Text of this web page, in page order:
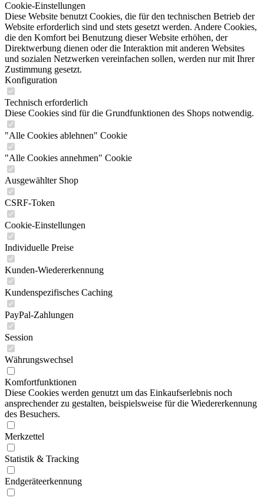
Cookie-Einstellungen
Diese Website benutzt Cookies, die für den technischen Betrieb der
Website erforderlich sind und stets gesetzt werden. Andere Cookies,
die den Komfort bei Benutzung dieser Website erhöhen, der
Direktwerbung dienen oder die Interaktion mit anderen Websites
und sozialen Netzwerken vereinfachen sollen, werden nur mit Ihrer
Zustimmung gesetzt.
Konfiguration
Technisch erforderlich
Diese Cookies sind für die Grundfunktionen des Shops notwendig.
"Alle Cookies ablehnen" Cookie
"Alle Cookies annehmen" Cookie
Ausgewählter Shop
CSRF-Token
Cookie-Einstellungen
Individuelle Preise
Kunden-Wiedererkennung
Kundenspezifisches Caching
PayPal-Zahlungen
Session
Währungswechsel
Komfortfunktionen
Diese Cookies werden genutzt um das Einkaufserlebnis noch
ansprechender zu gestalten, beispielsweise für die Wiedererkennung
des Besuchers.
Merkzettel
Statistik & Tracking
Endgeräteerkennung